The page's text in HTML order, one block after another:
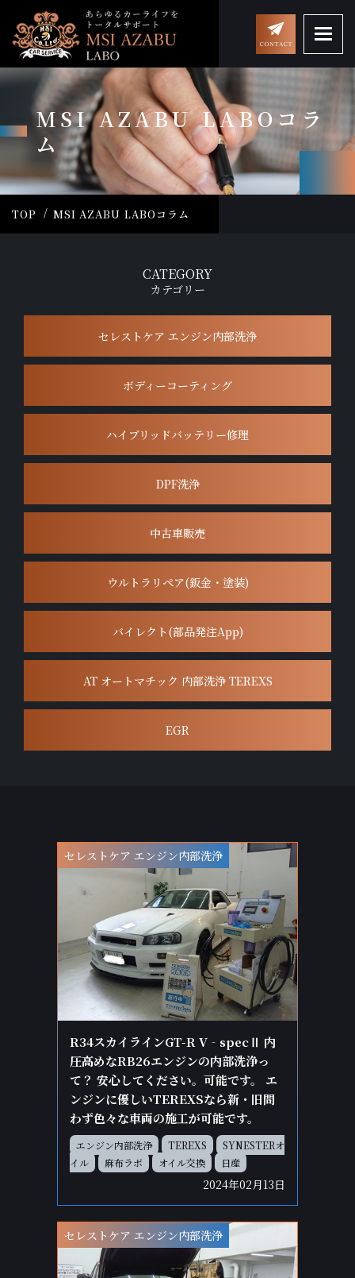
MSI AZABU LABOコラ
ム
TOP MSI AZABU LABOコラム
CATEGORY
カテゴリー
セレストケア エンジン内部洗浄
ボディーコーティング
ハイブリッドバッテリー修理
DPF洗浄
中古車販売
ウルトラリペア(鈑金・塗装)
バイレクト(部品発注App)
AT オートマチック 内部洗浄 TEREXS
EGR
セレストケア エンジン内部洗浄
R34スカイラインGT-R V‐specⅡ 内
圧高めなRB26エンジンの内部洗浄っ
て？ 安心してください。可能です。 エ
ンジンに優しいTEREXSなら新・旧問
わず色々な車両の施工が可能です。
エンジン内部洗浄 TEREXS
SYNESTERオ
イル
麻布ラボ オイル交換 日産
2024年02月13日
セレストケア エンジン内部洗浄